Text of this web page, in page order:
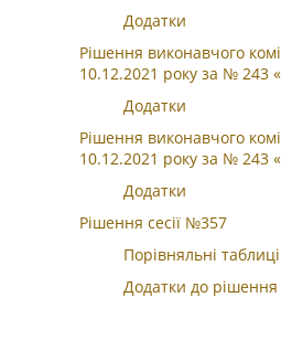
Додатки
Рішення виконавчого
10.12.2021 року за № 243
Додатки
Рішення виконавчого
10.12.2021 року за № 243
Додатки
Рішення сесії №357
Порівняльні
Додатки до рішення